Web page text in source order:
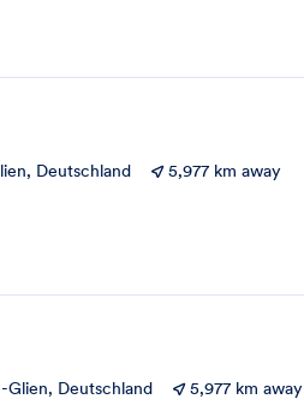
Deutschland
5,977 km away
Glien, Deutschland
5,977 km away